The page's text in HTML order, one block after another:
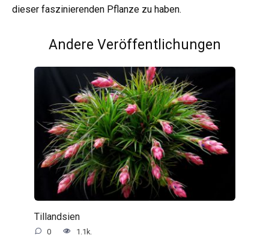
dieser faszinierenden Pflanze zu haben.
Andere Veröffentlichungen
Tillandsien
0 1.1k.